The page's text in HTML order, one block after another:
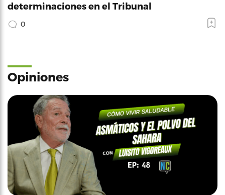
determinaciones en el Tribunal
0
Opiniones